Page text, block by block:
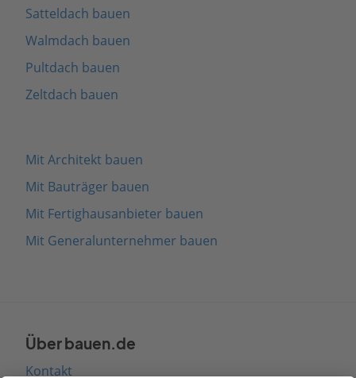
Satteldach bauen
Walmdach bauen
Pultdach bauen
Zeltdach bauen
Mit Architekt bauen
Mit Bauträger bauen
Mit Fertighausanbieter bauen
Mit Generalunternehmer bauen
Über bauen.de
Kontakt